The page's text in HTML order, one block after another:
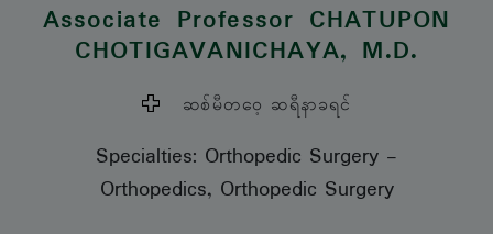
Associate Professor CHATUPON
CHOTIGAVANICHAYA, M.D.
ဆစ်မီတဝေ့ ဆရီနာခရင်
Specialties: Orthopedic Surgery -
Orthopedics, Orthopedic Surgery